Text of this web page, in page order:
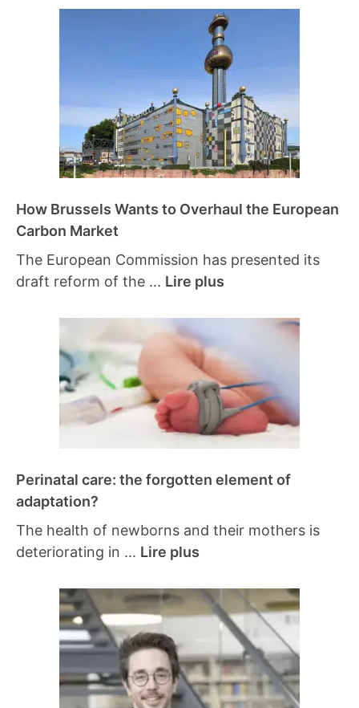
How Brussels Wants to Overhaul the European
Carbon Market
The European Commission has presented its
draft reform of the ... Lire plus
Perinatal care: the forgotten element of
adaptation?
The health of newborns and their mothers is
deteriorating in ... Lire plus